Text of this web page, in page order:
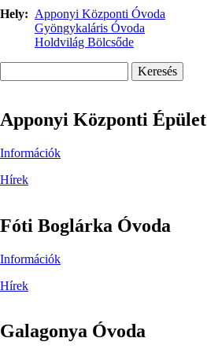
Hely
Apponyi Központi Óvoda
Gyöngykaláris Óvoda
Holdvilág Bölcsőde
Apponyi Központi Épület
Információk
Hírek
Fóti Boglárka Óvoda
Információk
Hírek
Galagonya Óvoda